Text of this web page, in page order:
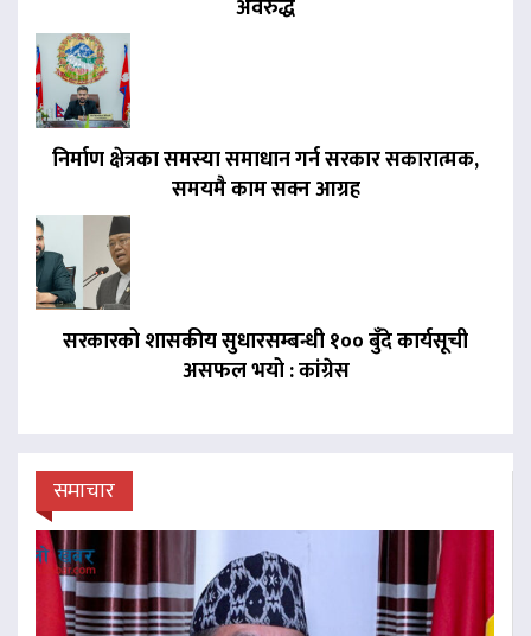
अवरुद्ध
निर्माण क्षेत्रका समस्या समाधान गर्न सरकार सकारात्मक,
समयमै काम सक्न आग्रह
सरकारको शासकीय सुधारसम्बन्धी १०० बुँदे कार्यसूची
असफल भयो : कांग्रेस
समाचार